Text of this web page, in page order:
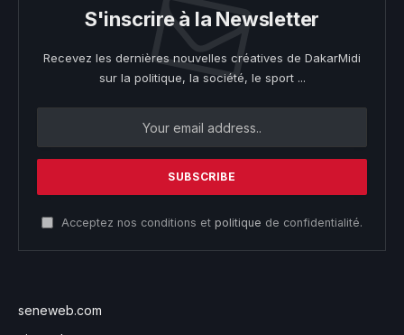
S'inscrire à la Newsletter
Recevez les dernières nouvelles créatives de DakarMidi
sur la politique, la société, le sport ...
Acceptez nos conditions et politique de confidentialité.
seneweb.com